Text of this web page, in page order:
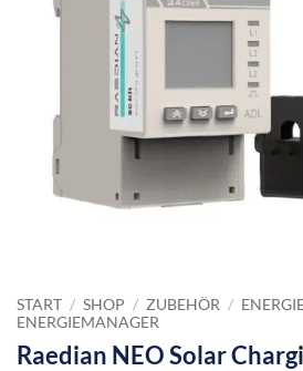
START / SHOP / ZUBEHÖR /
ENERGIEMANAGER
Raedian NEO Solar